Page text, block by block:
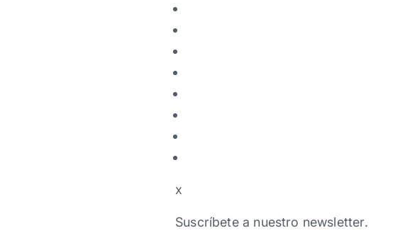
x
Suscríbete a nuestro newsletter.